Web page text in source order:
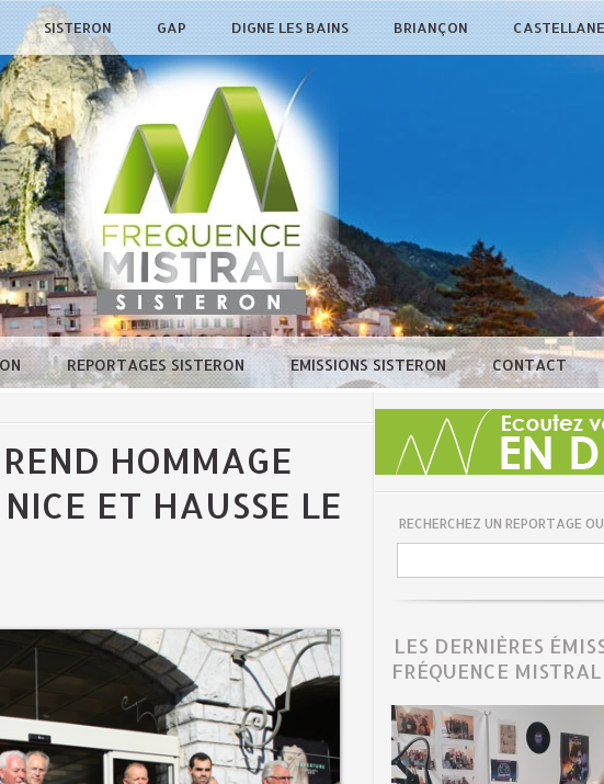
SISTERON GAP DIGNE LES BAINS BRIANÇON CASTELLANE
REPORTAGES SISTERON EMISSIONS SISTERON CONTACT
HOMMAGE
ET HAUSSE LE
RECHERCHEZ UN REPORTAGE
LES DERNIÈRES
FRÉQUENCE